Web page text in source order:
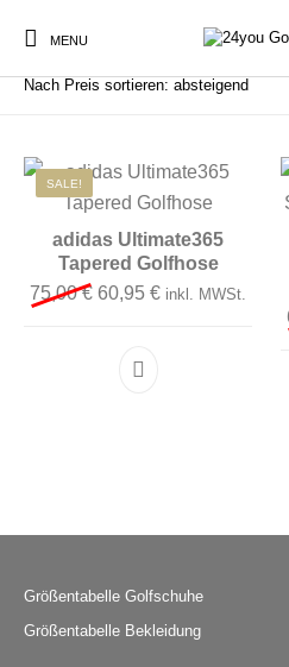
MENU
Sale
Zubehör
Start / Produkt Größe W32L30
SALE!
adidas Ultimate365
Tapered Golfhose
75,00€ Ursprünglicher Preis
60,95 €Aktueller Preis
inkl. MWSt.
Dieses Produkt
Größentabelle Golfschuhe
Größentabelle Bekleidung